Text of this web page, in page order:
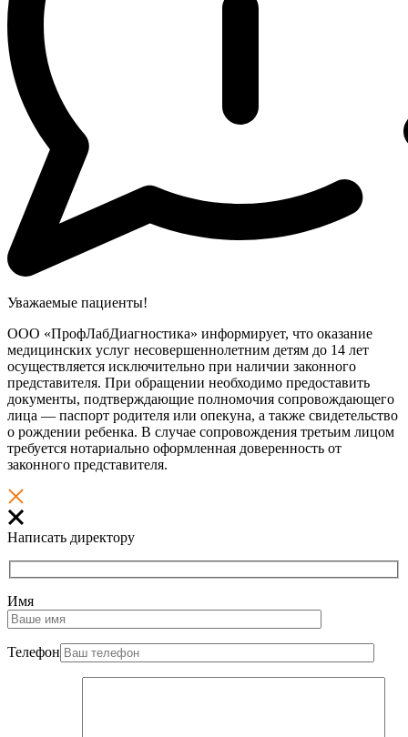
Уважаемые пациенты!
ООО «ПрофЛабДиагностика» информирует, что оказание
медицинских услуг несовершеннолетним детям до 14 лет
осуществляется исключительно при наличии законного
представителя. При обращении необходимо предоставить
документы, подтверждающие полномочия сопровождающего
лица — паспорт родителя или опекуна, а также свидетельство
о рождении ребенка. В случае сопровождения третьим лицом
требуется нотариально оформленная доверенность от
законного представителя.
Написать директору
Имя
Телефон